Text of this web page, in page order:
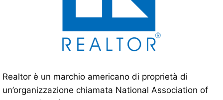
Realtor è un marchio americano di proprietà di
un’organizzazione chiamata National Association of